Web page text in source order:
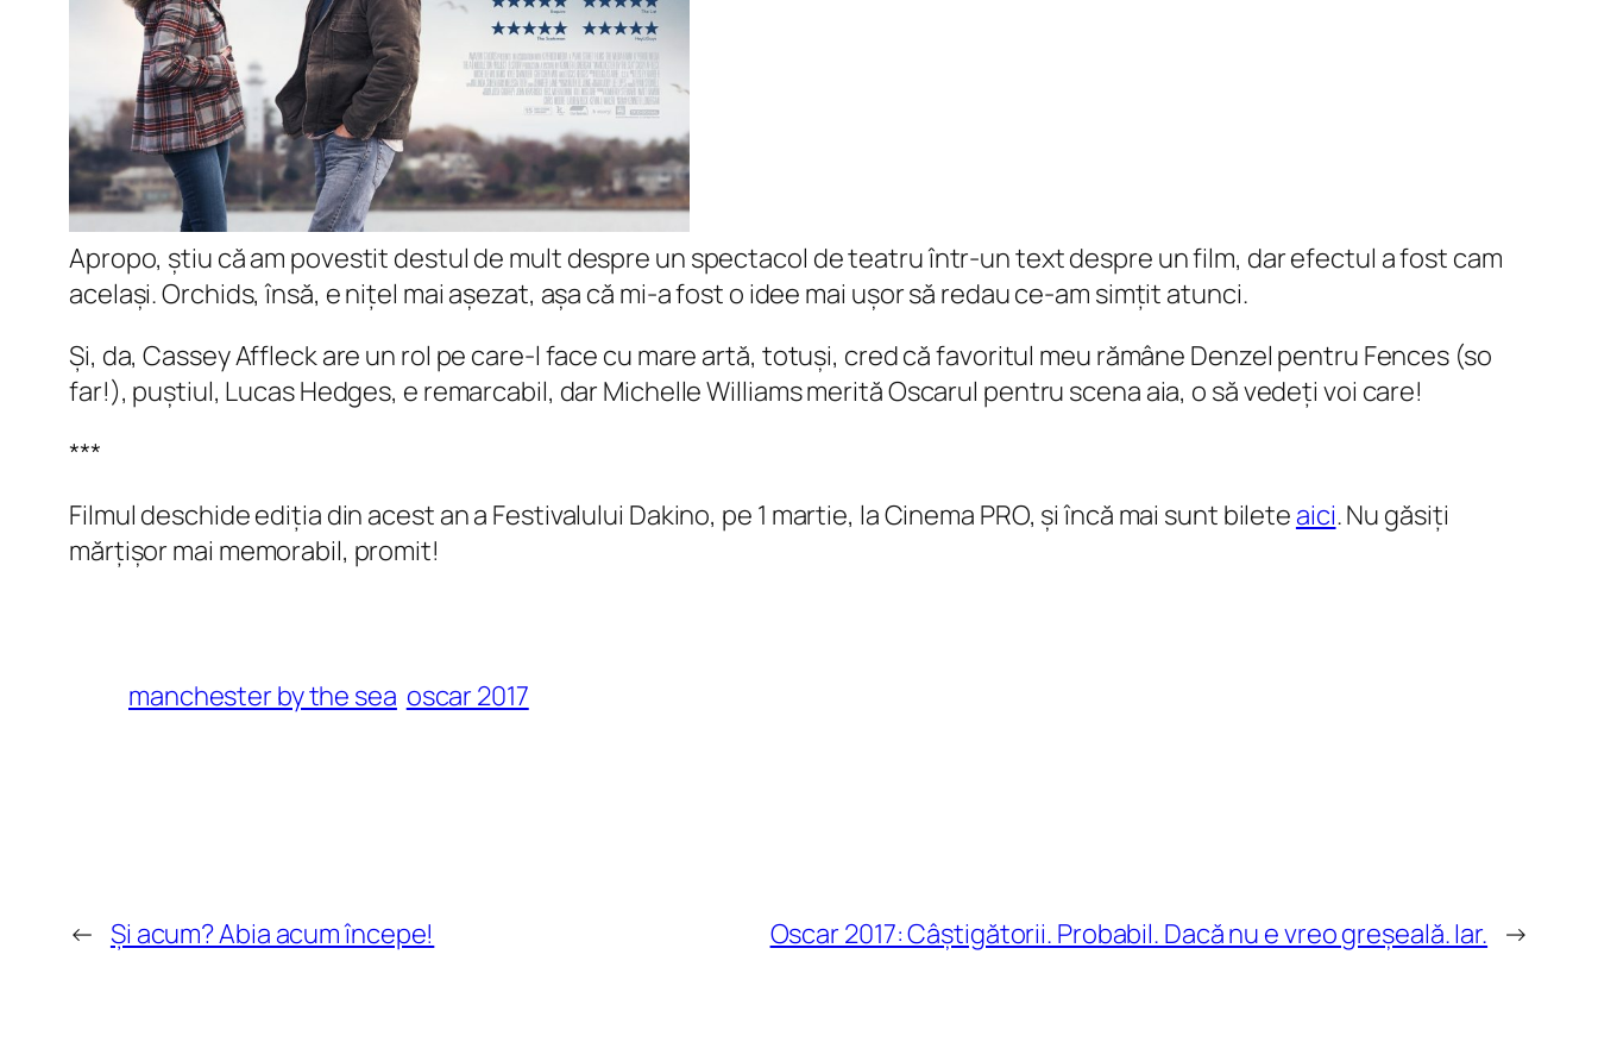
Apropo, știu că am povestit destul de mult despre un spectacol de teatru într-un text despre un film, dar efectul a fost cam
același. Orchids, însă, e nițel mai așezat, așa că mi-a fost o idee mai ușor să redau ce-am simțit atunci.
Și, da, Cassey Affleck are un rol pe care-l face cu mare artă, totuși, cred că favoritul meu rămâne Denzel pentru Fences (so
far!), puștiul, Lucas Hedges, e remarcabil, dar Michelle Williams merită Oscarul pentru scena aia, o să vedeți voi care!
***
Filmul deschide ediția din acest an a Festivalului Dakino, pe 1 martie, la Cinema PRO, și încă mai sunt bilete aici. Nu găsiți
mărțișor mai memorabil, promit!
manchester by the sea oscar 2017
← Și acum? Abia acum începe! Oscar 2017: Câștigătorii. Probabil. Dacă nu e vreo greșeală. Iar. →